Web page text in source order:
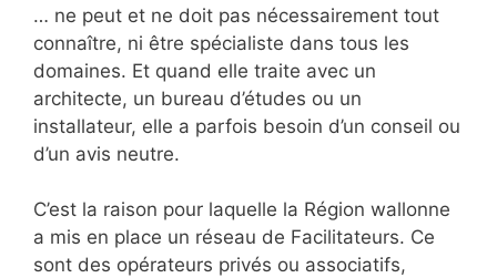
… ne peut et ne doit pas nécessairement tout
connaître, ni être spécialiste dans tous les
domaines. Et quand elle traite avec un
architecte, un bureau d’études ou un
installateur, elle a parfois besoin d’un conseil ou
d’un avis neutre.
C’est la raison pour laquelle la Région wallonne
a mis en place un réseau de Facilitateurs. Ce
sont des opérateurs privés ou associatifs,